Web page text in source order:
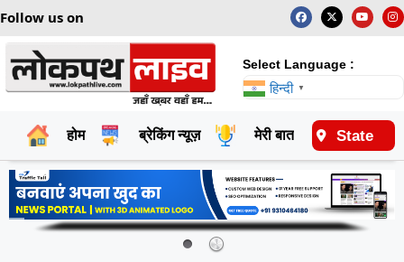
Follow us on
Select Language :
हिन्दी ▼
होम ब्रेकिंग न्यूज़ मेरी बात राष्ट्रीय
State